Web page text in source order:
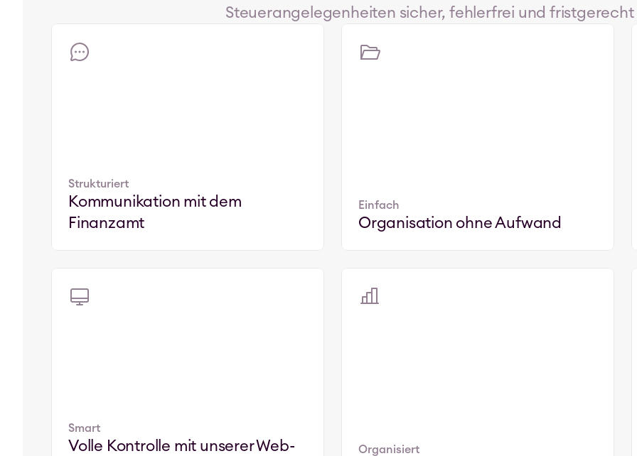
Steuerangelegenheiten sicher, fehlerfrei und fristgerecht
Strukturiert
Kommunikation mit dem
Finanzamt
Einfach
Organisation ohne Aufwand
Smart
Volle Kontrolle mit unserer Web-
Organisiert